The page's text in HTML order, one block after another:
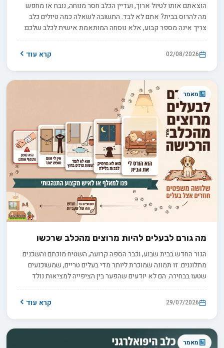
הוצאתם אותו לטיול ארוך, ועדיין הכלב חסר מנוחה, נובח או מחפש
מה להרוס בבית? אתם לא לבד. התשובה לשאלה כמה טיולים כלב
צריך אינה מספר קבוע, אלא נוסחה המותאמת אישית לכלב שלכם:
הגזע, הגיל, רמת האנרגיה והצורך שלו בגירוי מנטלי מעבר לפעילות
הפיזית. אז איך מחשבים את נוסחת הטיולים המדויקת לכלב שלכם,
ומפסיקים לנחש?
02/08/2026 קרא עוד
מאמר
מה גורם לבעלים להיות מרוצים מהכלב שרכשו
הגור החדש בבית שבוע, וכבר הספה קרועה, השטיח מוכתם והשכנים
מתלוננים. זו תמונה שמוכרת ליותר מדי בעלים טריים, שמשוכנעים
שטעו בבחירה. הם לא יודעים שהפער בין הציפייה למציאות נולד
הרבה קודם, בתהליך בירורים חסר שקדם לרכישה. החדשות הטובות
הן ששביעות רצון ארוכת טווח היא תוצאה של החלטות נכונות
שהתקבלו לפני שהכלב בכלל נכנס הביתה.
29/07/2026 קרא עוד
מאמר